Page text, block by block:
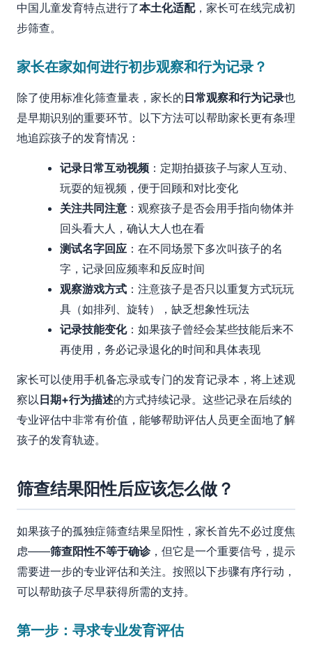
中国儿童发育特点进行了本土化适配，家长可在线完成初
步筛查。
家长在家如何进行初步观察和行为记录？
除了使用标准化筛查量表，家长的 日常观察和行为记录也
是早期识别的重要环节。以下方法可以帮助家长更有条理
地追踪孩子的发育情况：
记录日常互动视频 ：定期拍摄孩子与家人互动、
玩耍的短视频，便于回顾和对比变化
关注共同注意 ：观察孩子是否会用手指向物体并
回头看大人，确认大人也在看
测试名字回应 ：在不同场景下多次叫孩子的名
字，记录回应频率和反应时间
观察游戏方式 ：注意孩子是否只以重复方式玩玩
具（如排列、旋转），缺乏想象性玩法
记录技能变化：如果孩子曾经会某些技能后来不
再使用，务必记录退化的时间和具体表现
家长可以使用手机备忘录或专门的发育记录本，将上述观
察以 日期+行为描述的方式持续记录。这些记录在后续的
专业评估中非常有价值，能够帮助评估人员更全面地了解
孩子的发育轨迹。
筛查结果阳性后应该怎么做？
如果孩子的孤独症筛查结果呈阳性，家长首先不必过度焦
虑——筛查阳性不等于确诊，但它是一个重要信号，提示
需要进一步的专业评估和关注。按照以下步骤有序行动，
可以帮助孩子尽早获得所需的支持。
第一步：寻求专业发育评估